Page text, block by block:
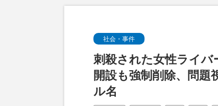
社会・事件
刺殺された女性ライバ
開設も強制削除、問題
ル名